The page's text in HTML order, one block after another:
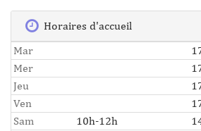
Horaires d'accueil
Mar
Mer
Jeu
Ven
Sam
10h-12h